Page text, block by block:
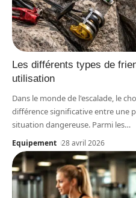
Les différents types de
utilisation
Dans le monde de l'escalade, le
différence significative entre une
situation dangereuse. Parmi les…
Equipement 28 avril 2026